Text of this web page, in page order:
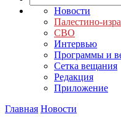
Новости
Палестино-
СВО
Интервью
Программы и
Сетка вещания
Редакция
Приложение
Главная Новости